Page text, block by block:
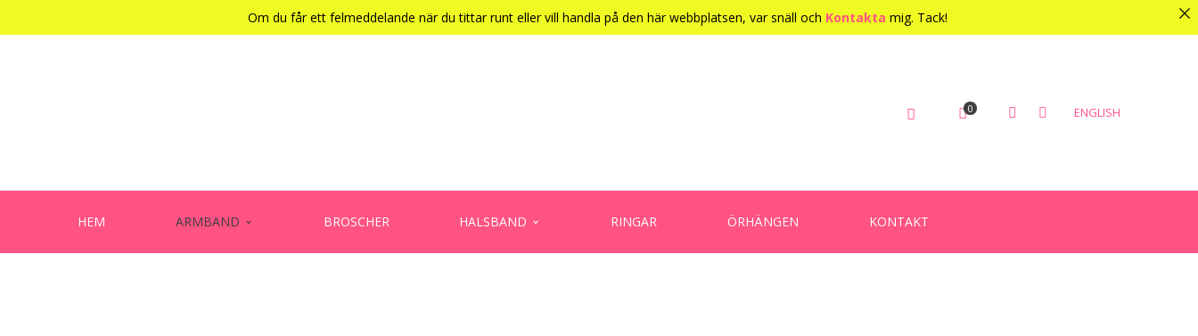
0 ENGLISH
HEM ARMBAND BROSCHER HALSBAND RINGAR ÖRHÄNGEN KONTAKT
Om du får ett felmeddelande när du tittar runt eller vill handla på den här webbplatsen, var snäll och Kontakta mig. Tack!